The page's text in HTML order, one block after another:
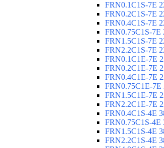
FRN0.1C1S-7E
FRN0.2C1S-7E
FRN0.4C1S-7E
FRN0.75C1S-
FRN1.5C1S-7E
FRN2.2C1S-7E
FRN0.1C1E-7E
FRN0.2C1E-7E
FRN0.4C1E-7E
FRN0.75C1E-
FRN1.5C1E-7E
FRN2.2C1E-7E
FRN0.4C1S-4E
FRN0.75C1S-
FRN1.5C1S-4E
FRN2.2C1S-4E